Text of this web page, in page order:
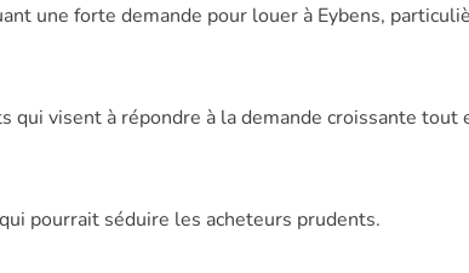
une forte demande pour louer à Eybens,
qui visent à répondre à la demande croissante tout
pourrait séduire les acheteurs prudents.